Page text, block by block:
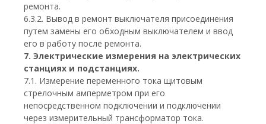
ремонта.
6.3.2. Вывод в ремонт выключателя присоединения
путем замены его обходным выключателем и ввод
его в работу после ремонта.
7. Электрические измерения на электрических
станциях и подстанциях.
7.1. Измерение переменного тока щитовым
стрелочным амперметром при его
непосредственном подключении и подключении
через измерительный трансформатор тока.